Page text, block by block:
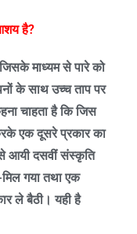
है?
जिसके माध्यम से पारे को
के साथ उच्च ताप पर
चाहता है कि जिस
एक दूसरे प्रकार का
आयी दसवीं संस्कृति
गया तथा एक
ले बैठी। यही है